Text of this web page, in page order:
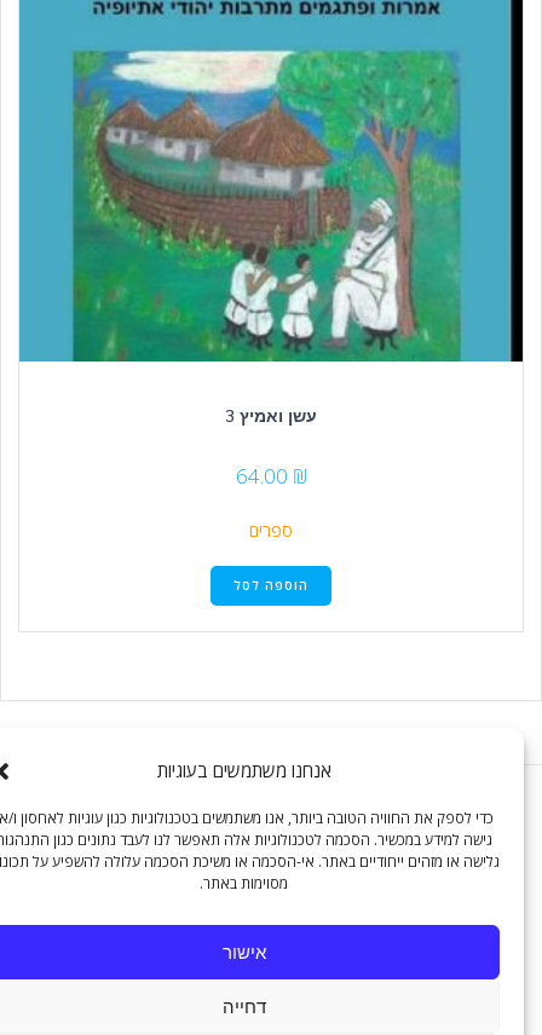
אנחנו משתמשים בעוגיות
כדי לספק את החוויה הטובה ביותר, אנו משתמשים בטכנולוגיות כגון עוגיות לאחסון ו/או
גישה למידע במכשיר. הסכמה לטכנולוגיות אלה תאפשר לנו לעבד נתונים כגון התנהגות
גלישה או מזהים ייחודיים באתר. אי-הסכמה או משיכת הסכמה עלולה להשפיע על תכונות
מסוימות באתר.
אישור
דחייה
עשן ואמיץ 3
64.00
ספרים
הוספה לסל
© 2026 דניאל בלטה - Belete Books. Built using WordPress and
theMesmerize Theme